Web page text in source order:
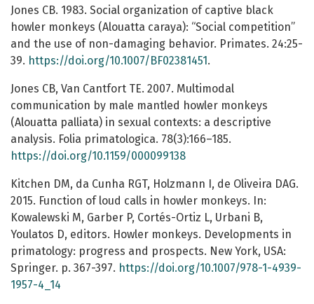
Jones CB. 1983. Social organization of captive black
howler monkeys (Alouatta caraya): “Social competition”
and the use of non-damaging behavior. Primates. 24:25-
39. https://doi.org/10.1007/BF02381451 .
Jones CB, Van Cantfort TE. 2007. Multimodal
communication by male mantled howler monkeys
(Alouatta palliata) in sexual contexts: a descriptive
analysis. Folia primatologica. 78(3):166–185.
https://doi.org/10.1159/000099138
Kitchen DM, da Cunha RGT, Holzmann I, de Oliveira DAG.
2015. Function of loud calls in howler monkeys. In:
Kowalewski M, Garber P, Cortés-Ortiz L, Urbani B,
Youlatos D, editors. Howler monkeys. Developments in
primatology: progress and prospects. New York, USA:
Springer. p. 367-397. https://doi.org/10.1007/978-1-4939-
1957-4_14